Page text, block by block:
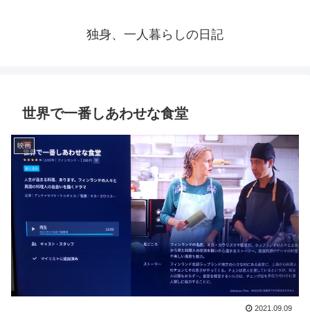
独身、一人暮らしの日記
世界で一番しあわせな食堂
映画
2021.09.09